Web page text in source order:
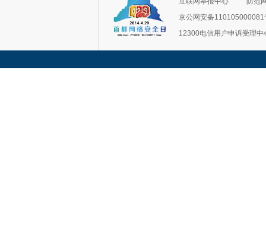
京公网安备110105000081
12300电信用户申诉受理中